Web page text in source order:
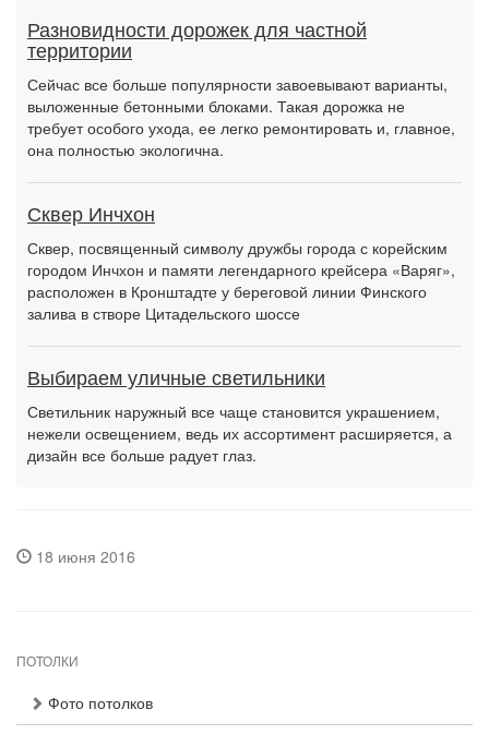
Разновидности дорожек для частной
территории
Сейчас все больше популярности завоевывают варианты,
выложенные бетонными блоками. Такая дорожка не
требует особого ухода, ее легко ремонтировать и, главное,
она полностью экологична.
Сквер Инчхон
Сквер, посвященный символу дружбы города с корейским
городом Инчхон и памяти легендарного крейсера «Варяг»,
расположен в Кронштадте у береговой линии Финского
залива в створе Цитадельского шоссе
Выбираем уличные светильники
Светильник наружный все чаще становится украшением,
нежели освещением, ведь их ассортимент расширяется, а
дизайн все больше радует глаз.
18 июня 2016
ПОТОЛКИ
Фото потолков